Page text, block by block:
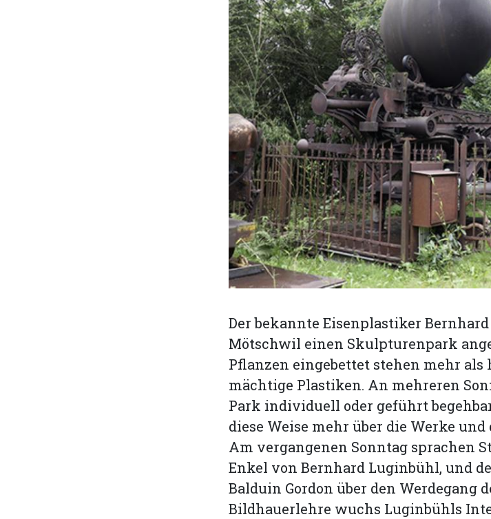
Der bekannte Eisenplastiker Bernhard
Mötschwil einen Skulpturenpark
Pflanzen eingebettet stehen mehr
mächtige Plastiken. An mehreren
Park individuell oder geführt
diese Weise mehr über die Werke und
Am vergangenen Sonntag sprachen
Enkel von Bernhard Luginbühl, und
Balduin Gordon über den Werdegang
Bildhauerlehre wuchs Luginbühls